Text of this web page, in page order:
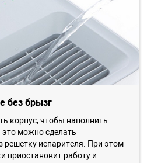
без брызг
корпус, чтобы наполнить
это можно сделать
решетку испарителя. При этом
приостановит работу и